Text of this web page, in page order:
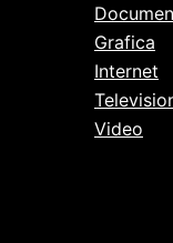
Grafica
Internet
Video